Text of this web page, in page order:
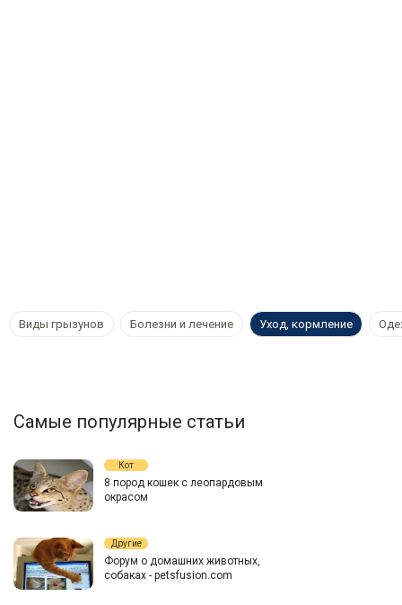
Виды грызунов Болезни и лечение Уход, кормление
Самые популярные статьи
Кот
8 пород кошек с леопардовым
окрасом
Другие
Форум о домашних животных,
собаках - petsfusion.com